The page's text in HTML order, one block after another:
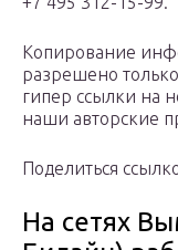
Копирование
разрешено
гипер ссылки на
наши авторские
Поделиться
На сетях